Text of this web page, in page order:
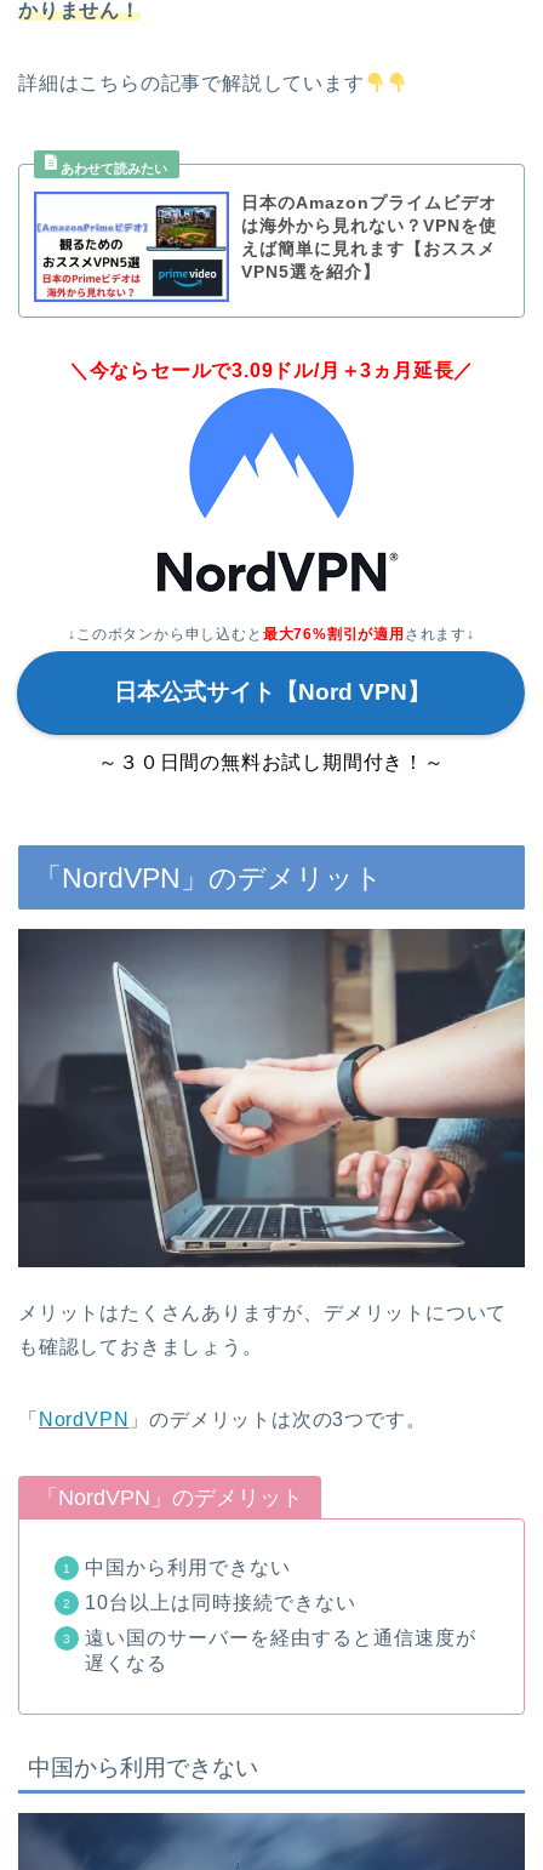
かりません！
詳細はこちらの記事で解説しています
日本のAmazonプライムビデオ
は海外から見れない？VPNを使
えば簡単に見れます【おススメ
VPN5選を紹介】
＼今ならセールで3.09ドル/月＋3ヵ月延長／
↓このボタンから申し込むと 最大76%割引が適用 されます↓
日本公式サイト【Nord VPN】
～３０日間の無料お試し期間付き！～
「NordVPN」のデメリット
メリットはたくさんありますが、デメリットについて
も確認しておきましょう。
「 NordVPN 」のデメリットは次の3つです。
「NordVPN」のデメリット
中国から利用できない
10台以上は同時接続できない
遠い国のサーバーを経由すると通信速度が
遅くなる
中国から利用できない